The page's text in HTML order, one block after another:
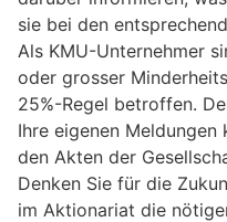
sie bei den
Als KMU-Unternehmer
oder grosser
25%-Regel betroffen.
Ihre eigenen
den Akten der
Denken Sie für die
im Aktionariat die